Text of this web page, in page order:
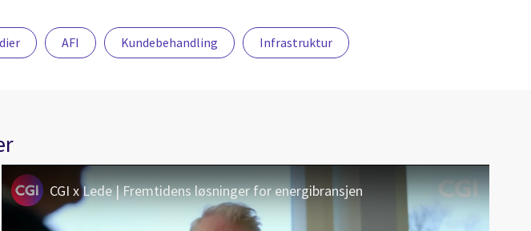
AFI Kundebehandling Infrastruktur
CGI x Lede | Fremtidens løsninger for energibransjen